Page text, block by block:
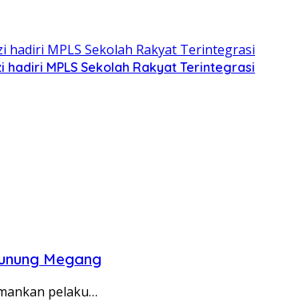
hadiri MPLS Sekolah Rakyat Terintegrasi
Megang
pelaku…